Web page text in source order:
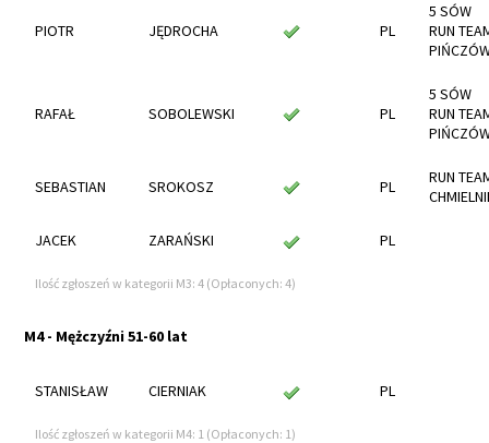
PIOTR JĘDROCHA PL
5 SÓW
RUN
RAFAŁ SOBOLEWSKI PL
5 SÓW
RUN
SEBASTIAN SROKOSZ PL
RUN
JACEK ZARAŃSKI PL
Ilość zgłoszeń w kategorii M3: 4 (Opłaconych: 4)
M4 - Mężczyźni 51-60 lat
STANISŁAW CIERNIAK PL
Ilość zgłoszeń w kategorii M4: 1 (Opłaconych: 1)